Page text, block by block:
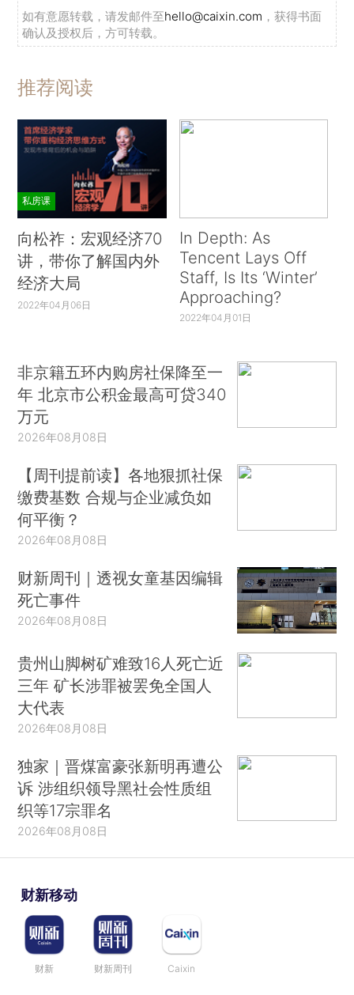
如有意愿转载，请发邮件至hello@caixin.com ，获得书面
确认及授权后，方可转载。
推荐阅读
私房课
向松祚：宏观经济70
讲，带你了解国内外
经济大局
2022年04月06日
In Depth: As
Tencent Lays Off
Staff, Is Its ‘Winter’
Approaching?
2022年04月01日
非京籍五环内购房社保降至一
年 北京市公积金最高可贷340
万元
2026年08月08日
【周刊提前读】各地狠抓社保
缴费基数 合规与企业减负如
何平衡？
2026年08月08日
财新周刊｜透视女童基因编辑
死亡事件
2026年08月08日
贵州山脚树矿难致16人死亡近
三年 矿长涉罪被罢免全国人
大代表
2026年08月08日
独家｜晋煤富豪张新明再遭公
诉 涉组织领导黑社会性质组
织等17宗罪名
2026年08月08日
财新移动
财新 财新周刊 Caixin